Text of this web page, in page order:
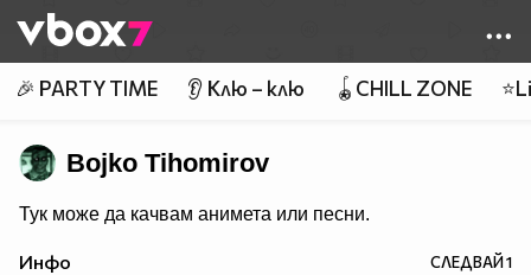
👾
🎉 PARTY TIME 👂 Клю – клю 🪀CHILL ZONE
Bojko Tihomirov
Тук може да качвам анимета или песни.
Инфо СЛЕДВАЙ1